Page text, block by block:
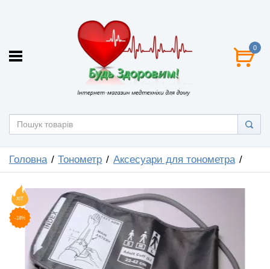
0
Головна Тонометр Аксесуари для тонометра
ХІТ
-18%